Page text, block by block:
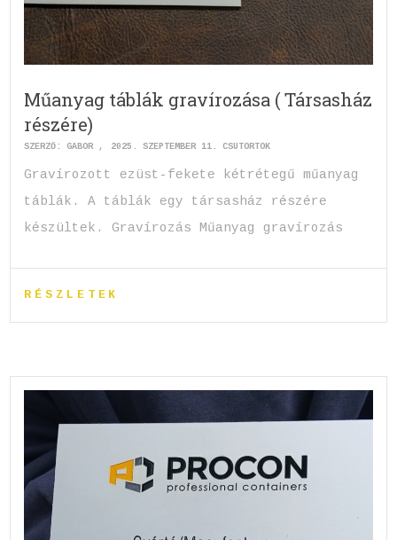
Műanyag táblák gravírozása ( Társasház
részére)
SZERZŐ:GABOR 2025. SZEPTEMBER 11. CSÜTÖRTÖK
Gravírozott ezüst-fekete kétrétegű műanyag
táblák. A táblák egy társasház részére
készültek. Gravírozás Műanyag gravírozás
RÉSZLETEK